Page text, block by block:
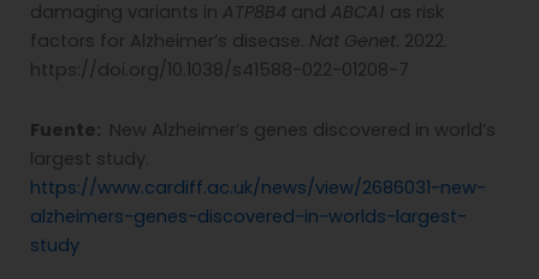
damaging variants in ATP8B4 and ABCA1 as risk
factors for Alzheimer’s disease. Nat Genet. 2022.
https://doi.org/10.1038/s41588-022-01208-7
Fuente: New Alzheimer’s genes discovered in world’s
largest study.
https://www.cardiff.ac.uk/news/view/2686031-new-
alzheimers-genes-discovered-in-worlds-largest-
study